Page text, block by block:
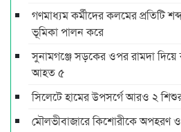
গণমাধ্যম কর্মীদের কলমের প্রতিটি
ভূমিকা পালন করে
সুনামগঞ্জে সড়কের ওপর রামদা
আহত ৫
সিলেটে হামের উপসর্গে আরও ২
মৌলভীবাজারে কিশোরীকে অপহরণ